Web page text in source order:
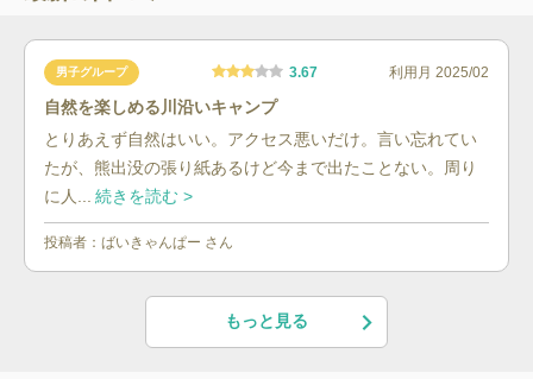
男子グループ 3.67 利用月 2025/02
自然を楽しめる川沿いキャンプ
とりあえず自然はいい。アクセス悪いだけ。言い忘れてい
たが、熊出没の張り紙あるけど今まで出たことない。周り
に人...
続きを読む >
投稿者： ばいきゃんぱー さん
もっと見る